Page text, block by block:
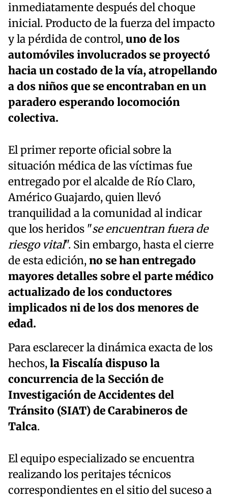
inmediatamente después del choque
inicial. Producto de la fuerza del impacto
y la pérdida de control,uno de los
automóviles involucrados se proyectó
hacia un costado de la vía, atropellando
a dos niños que se encontraban en un
paradero esperando locomoción
colectiva.
El primer reporte oficial sobre la
situación médica de las víctimas fue
entregado por el alcalde de Río Claro,
Américo Guajardo, quien llevó
tranquilidad a la comunidad al indicar
que los heridos "se encuentran fuera de
riesgo vital". Sin embargo, hasta el cierre
de esta edición,no se han entregado
mayores detalles sobre el parte médico
actualizado de los conductores
implicados ni de los dos menores de
edad.
Para esclarecer la dinámica exacta de los
hechos,la Fiscalía dispuso la
concurrencia de la Sección de
Investigación de Accidentes del
Tránsito (SIAT) de Carabineros de
Talca.
El equipo especializado se encuentra
realizando los peritajes técnicos
correspondientes en el sitio del suceso a